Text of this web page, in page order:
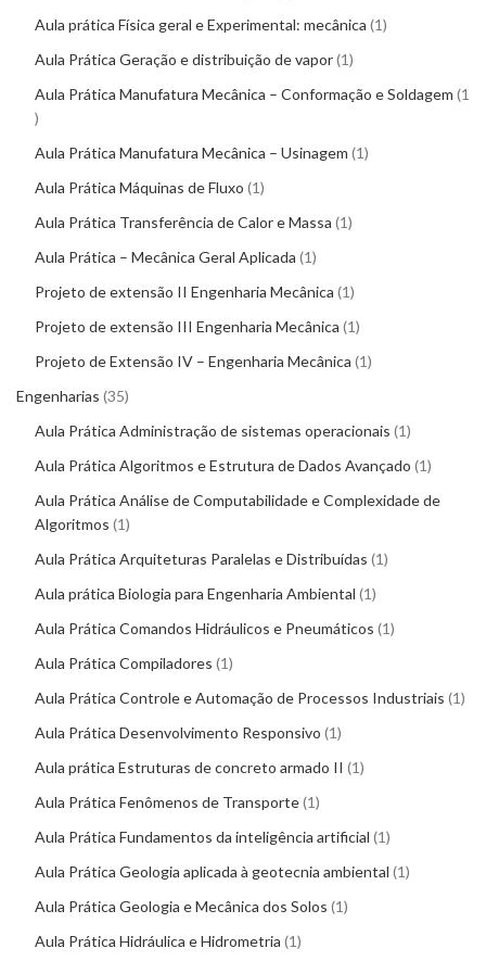
Aula prática Física geral e Experimental: mecânica 1
Aula Prática Geração e distribuição de vapor 1
Aula Prática Manufatura Mecânica – Conformação e Soldagem 1
Aula Prática Manufatura Mecânica – Usinagem 1
Aula Prática Máquinas de Fluxo 1
Aula Prática Transferência de Calor e Massa 1
Aula Prática – Mecânica Geral Aplicada 1
Projeto de extensão II Engenharia Mecânica 1
Projeto de extensão III Engenharia Mecânica 1
Projeto de Extensão IV – Engenharia Mecânica 1
Engenharias 35
Aula Prática Administração de sistemas operacionais 1
Aula Prática Algoritmos e Estrutura de Dados Avançado 1
Aula Prática Análise de Computabilidade e Complexidade de
Algoritmos 1
Aula Prática Arquiteturas Paralelas e Distribuídas 1
Aula prática Biologia para Engenharia Ambiental 1
Aula Prática Comandos Hidráulicos e Pneumáticos 1
Aula Prática Compiladores 1
Aula Prática Controle e Automação de Processos Industriais 1
Aula Prática Desenvolvimento Responsivo 1
Aula prática Estruturas de concreto armado II 1
Aula Prática Fenômenos de Transporte 1
Aula Prática Fundamentos da inteligência artificial 1
Aula Prática Geologia aplicada à geotecnia ambiental 1
Aula Prática Geologia e Mecânica dos Solos 1
Aula Prática Hidráulica e Hidrometria 1